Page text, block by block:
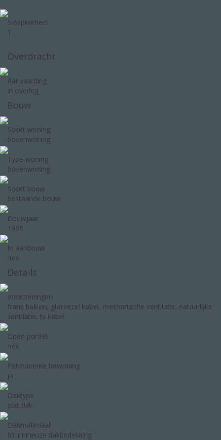
Slaapkamers
1
Overdracht
Aanvaarding
in overleg
Bouw
Soort woning
bovenwoning
Type woning
bovenwoning
Soort bouw
bestaande bouw
Bouwjaar
1905
In aanbouw
nee
Details
Voorzieningen
frans balkon, glasvezel kabel, mechanische ventilatie, natuurlijke
ventilatie, tv kabel
Open portiek
nee
Permanente bewoning
ja
Daktype
plat dak
Dakmateriaal
bitumineuze dakbedekking